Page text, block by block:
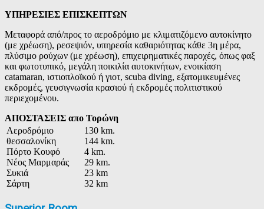
ΥΠΗΡΕΣΙΕΣ ΕΠΙΣΚΕΠΤΩΝ
Μεταφορά από/προς το αεροδρόμιο με κλιματιζόμενο αυτοκίνητο
(με χρέωση), ρεσεψιόν, υπηρεσία καθαριότητας κάθε 3η μέρα,
πλύσιμο ρούχων (με χρέωση), επιχειρηματικές παροχές, όπως φαξ
και φωτοτυπικό, μεγάλη ποικιλία αυτοκινήτων, ενοικίαση
catamaran, ιστιοπλοϊκού ή γιοτ, scuba diving, εξατομικευμένες
εκδρομές, γευσιγνωσία κρασιού ή εκδρομές πολιτιστικού
περιεχομένου.
ΑΠΟΣΤΑΣΕΙΣ απο Τορώνη
Αεροδρόμιο
θεσσαλονίκη
Πόρτο Κουφό
Νέος Μαρμαράς
Συκιά
Σάρτη
130 km.
144 km.
4 km.
29 km.
23 km
32 km